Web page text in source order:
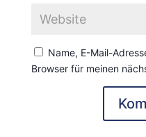
Name, E-Mail-
Browser für meinen